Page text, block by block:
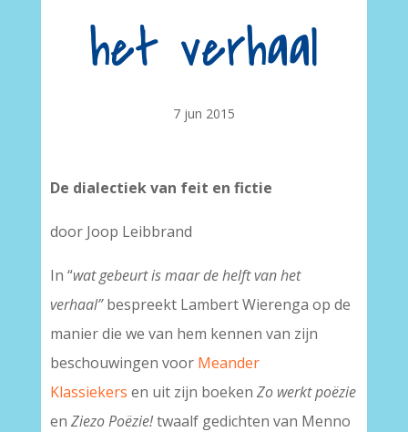
het verhaal
7 jun 2015
De dialectiek van feit en fictie
door Joop Leibbrand
In “wat gebeurt is maar de helft van het
verhaal”bespreekt Lambert Wierenga op de
manier die we van hem kennen van zijn
beschouwingen voor Meander
Klassiekers en uit zijn boeken Zo werkt poëzie
en Ziezo Poëzie!twaalf gedichten van Menno